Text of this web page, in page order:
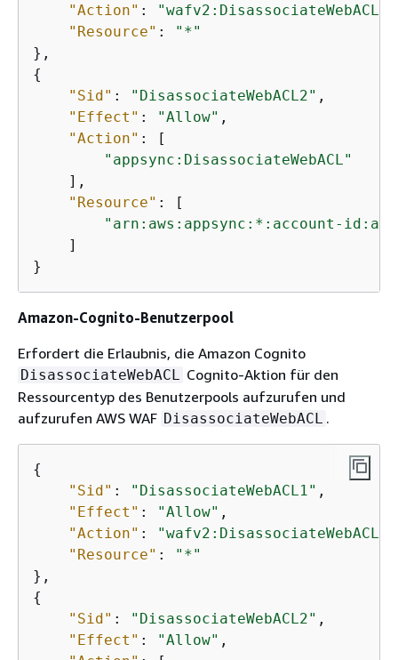
"Action" : "wafv2:DisassociateWebACL"
"Resource" :
"*"
{
"Sid" : "DisassociateWebACL2" ,
"Effect" : "Allow" ,
"Action" : [
"appsync:DisassociateWebACL"
    ],
"Resource" : [
"arn:aws:appsync:*:account-
    ]
}
Amazon-Cognito-Benutzerpool
Erfordert die Erlaubnis, die Amazon Cognito
DisassociateWebACL Cognito-Aktion für den
Ressourcentyp des Benutzerpools aufzurufen und
aufzurufen AWS WAF DisassociateWebACL .
{
"Sid" : "DisassociateWebACL1" ,
"Effect" : "Allow" ,
"Action" : "wafv2:DisassociateWebACL"
"Resource" :
"*"
{
"Sid" : "DisassociateWebACL2" ,
"Effect" : "Allow" ,